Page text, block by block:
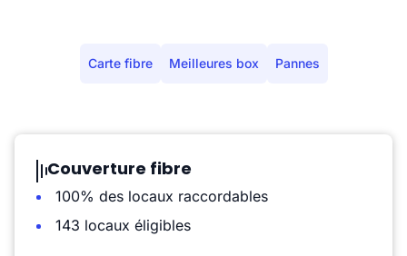
Carte fibre Meilleures box Pannes
Couverture fibre
100% des locaux raccordables
143 locaux éligibles